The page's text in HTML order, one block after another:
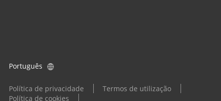
Política de privacidade
Termos de utilização
Política de cookies
Português